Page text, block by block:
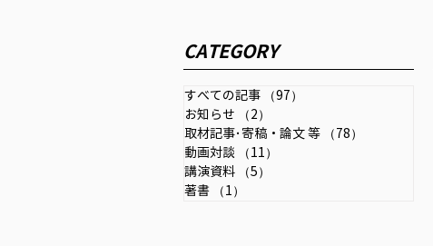
CATEGORY
すべての記事 （97）
お知らせ
（2）
取材記事･寄稿・論文 等
（78）
動画対談
（11）
講演資料
（5）
著書
（1）